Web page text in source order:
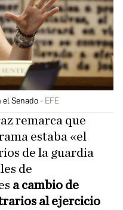
el Senado EFE
remarca que
estaba «el
de la guardia
de
a cambio de
al ejercicio